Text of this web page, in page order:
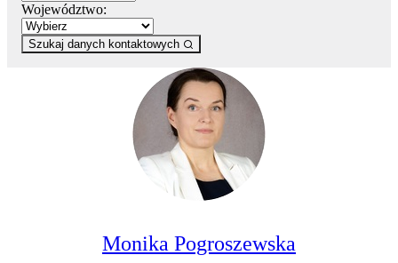
Województwo:
Szukaj danych kontaktowych
Monika Pogroszewska